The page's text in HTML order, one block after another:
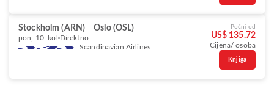
Stockholm (ARN) Oslo (OSL)
pon, 10. kol Direktno
Scandinavian Airlines
Počni od
US$ 135.72
Cijena/ osoba
Knjiga